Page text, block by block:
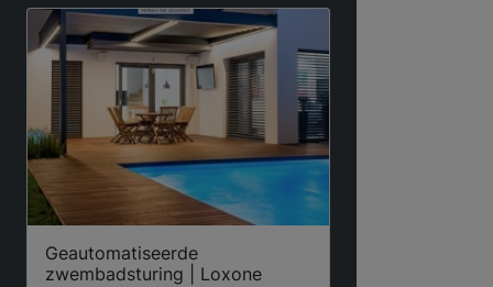
Geautomatiseerde
zwembadsturing | Loxone